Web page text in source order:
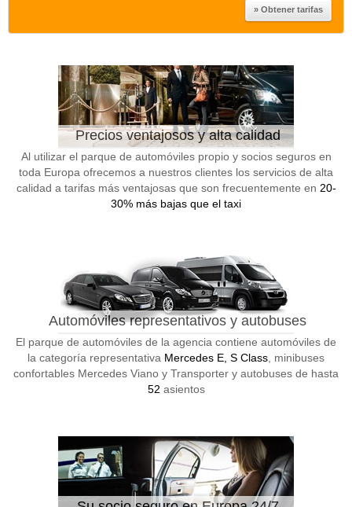
Precios ventajosos y alta calidad
Al utilizar el parque de automóviles propio y socios seguros en
toda Europa ofrecemos a nuestros clientes los servicios de alta
calidad a tarifas más ventajosas que son frecuentemente en 20-
30% más bajas que el taxi
Automóviles representativos y autobuses
El parque de automóviles de la agencia contiene automóviles de
la categoría representativa Mercedes E, S Class , minibuses
confortables Mercedes Viano y Transporter y autobuses de hasta
52 asientos